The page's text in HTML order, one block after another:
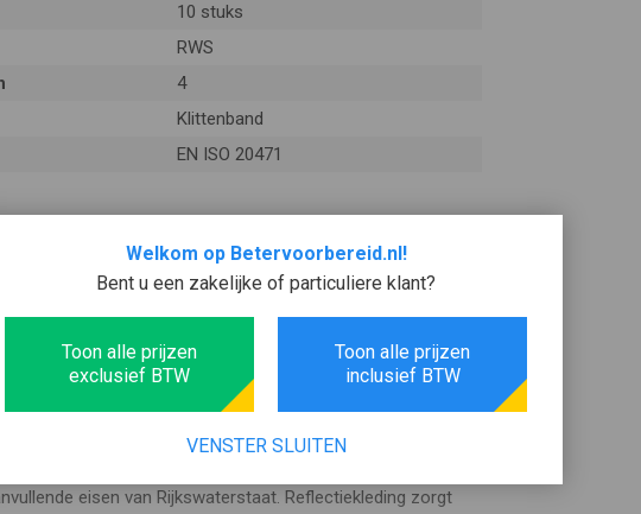
10 stuks
RWS
4
Klittenband
EN ISO 20471
lime groene hesjes
bijzonder frisse kleur die extra opvallend is door de
strepen. Door deze RWS strepen voldoet het aan norm
eisen van Rijkswaterstaat. Reflectiekleding zorgt
Welkom op Betervoorbereid.nl!
Bent u een zakelijke of particuliere klant?
Toon alle prijzen
exclusief BTW
Toon alle prijzen
inclusief BTW
VENSTER SLUITEN